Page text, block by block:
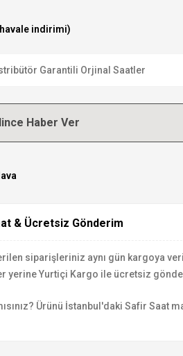
indirimi)
Garantili Orjinal Saatler
Haber Ver
& Ücretsiz Gönderim
siparişleriniz aynı gün kargoya
yerine Yurtiçi Kargo ile ücretsiz
Ürünü İstanbul'daki Safir Saat